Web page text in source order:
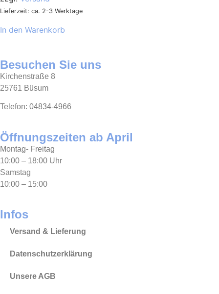
Lieferzeit: ca. 2-3 Werktage
In den Warenkorb
Besuchen Sie uns
Kirchenstraße 8
25761 Büsum
Telefon: 04834-4966
Öffnungszeiten ab April
Montag- Freitag
10:00 – 18:00 Uhr
Samstag
10:00 – 15:00
Infos
Versand & Lieferung
Datenschutzerklärung
Unsere AGB